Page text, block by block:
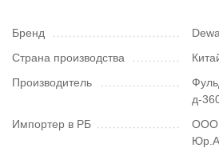
Бренд
Страна производства
Производитель
д-
Импортер в РБ
ООО